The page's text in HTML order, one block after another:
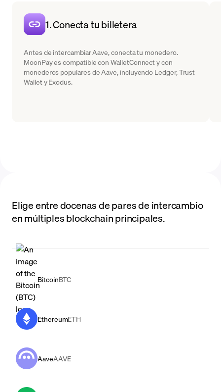
1. Conecta tu billetera
Antes de intercambiar Aave, conecta tu monedero.
MoonPay es compatible con WalletConnect y con
monederos populares de Aave, incluyendo Ledger, Trust
Wallet y Exodus.
Elige entre docenas de pares de intercambio
en múltiples blockchain principales.
BitcoinBTC
EthereumETH
AaveAAVE